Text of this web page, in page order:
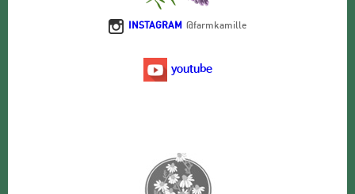
INSTAGRAM @farmkamille
youtube